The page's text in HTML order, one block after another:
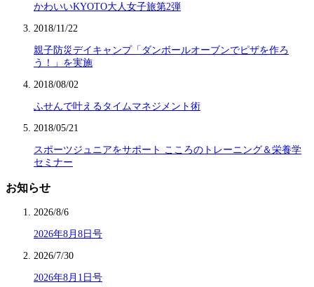
かわいいKYOTO大人女子旅第2弾
2018/11/22
親子防災デイキャンプ「ダンボールオーブンでピザを作ろ
う！」を実施
2018/08/02
ふせんで叶えるタイムマネジメント術
2018/05/21
スポーツジュニアをサポート こころのトレーニング＆栄養学
セミナー
お知らせ
2026/8/6
2026年8月8日号
2026/7/30
2026年8月1日号